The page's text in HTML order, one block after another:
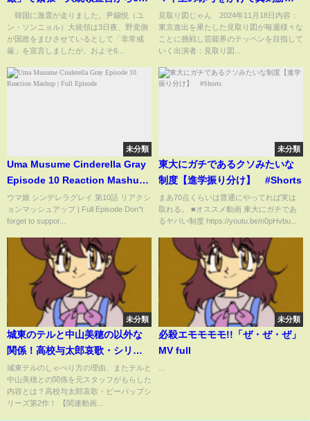
間で解除 退陣運動潰しか 【知
ってもっと】【グッド！モーニ
ング】(2024年12月4日)
韓国に激震が走りました。尹錫悦（ユ
ン・ソンニョル）大統領は3日夜、野党側
が国政をまひさせているとして「非常戒
厳」を宣言しましたが、およそ6...
を開催 11月18日
見取り図じゃん 2024年11月18日内容：
東京進出を果たした見取り図が毎週様々な
ことに挑戦し芸能界のテッペンを目指して
いく出演者：見取り図...
未分類
Uma Musume Cinderella Gray
Episode 10 Reaction Mashup |
Full Episode
ウマ娘 シンデレラグレイ 第10話 リアクシ
ョンマッシュアップ | Full Episode Don''t
forget to suppor...
未分類
東大にガチであるクソみたいな
制度【進学振り分け】 #Shorts
まあ70点くらいは普通にやってれば実は
取れる。 ■オススメ動画 東大にガチであ
るヤバい制度 https://youtu.be/n0pHvbu...
未分類
城東のテルと中山美穂の以外な
関係！高校与太郎哀歌・シリー
ズ第2作 #ビーバップハイスクー
ル #テル #ショート
城東テルのしゃべり方の理由、またテルと
中山美穂との関係を元スタッフがもらした
内容とは？高校与太郎哀歌・ビーバップシ
リーズ第2作！ 【関連動画...
未分類
必殺エモモモモ!!「ぜ・ぜ・ぜ」
MV full